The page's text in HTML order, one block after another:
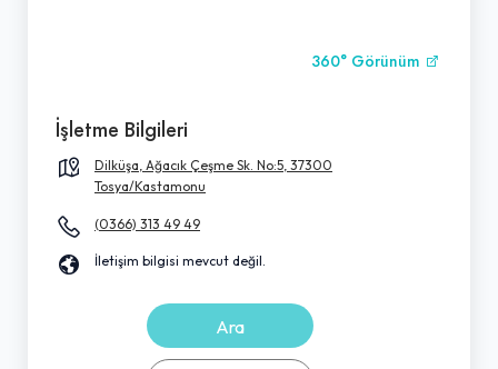
360° Görünüm
İşletme Bilgileri
Dilküşa, Ağacık Çeşme Sk. No:5, 37300
Tosya/Kastamonu
(0366) 313 49 49
İletişim bilgisi mevcut değil.
Ara